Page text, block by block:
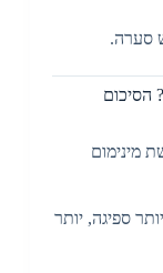
סערה.
הסיכום
מינימום
ספיגה, יותר